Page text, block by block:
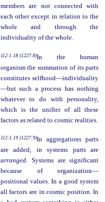
members are not connected with
each other except in relation to the
whole and through the
individuality of the whole.
112:1.18 (1227.8)In the human
organism the summation of its parts
constitutes selfhood—individuality
—but such a process has nothing
whatever to do with personality,
which is the unifier of all these
factors as related to cosmic realities.
112:1.19 (1227.9)In aggregations parts
are added; in systems parts are
arranged. Systems are significant
because of organization—
positional values. In a good system
all factors are in cosmic position. In